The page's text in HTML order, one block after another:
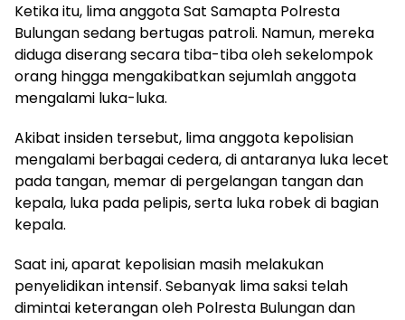
Ketika itu, lima anggota Sat Samapta Polresta
Bulungan sedang bertugas patroli. Namun, mereka
diduga diserang secara tiba-tiba oleh sekelompok
orang hingga mengakibatkan sejumlah anggota
mengalami luka-luka.
Akibat insiden tersebut, lima anggota kepolisian
mengalami berbagai cedera, di antaranya luka lecet
pada tangan, memar di pergelangan tangan dan
kepala, luka pada pelipis, serta luka robek di bagian
kepala.
Saat ini, aparat kepolisian masih melakukan
penyelidikan intensif. Sebanyak lima saksi telah
dimintai keterangan oleh Polresta Bulungan dan